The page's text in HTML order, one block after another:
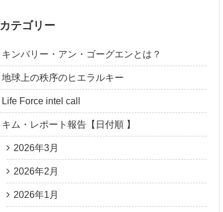
カテゴリー
キンバリー・アン・ゴーグエンとは？
地球上の秩序のヒエラルキー
Life Force intel call
キム・レポート報告【日付順 】
2026年3月
2026年2月
2026年1月